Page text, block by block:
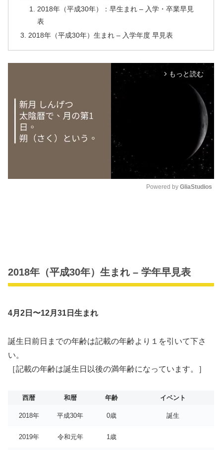
2018年（平成30年）：早生まれ – 入学・卒業早見
表
2018年（平成30年）生まれ – 入学年度 早見表
arrow_forward_ios もっと読む
Powered by GliaStudios
2018年（平成30年）生まれ – 学年早見表
4月2日〜12月31日生まれ
誕生日前日までの年齢は記載の年齢より１を引いて下さ
い。
［記載の年齢は誕生日以後の満年齢になっています。］
西暦 和暦 年齢 イベント
2018年 平成30年 0歳 誕生
2019年 令和元年 1歳